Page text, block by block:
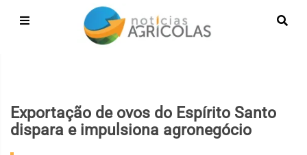
Exportação de ovos do Espírito Santo
dispara e impulsiona agronegócio